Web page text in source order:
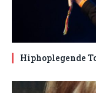
Hiphoplegende